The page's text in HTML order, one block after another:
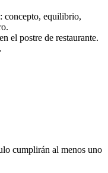
concepto, equilibrio,
el postre de restaurante.
cumplirán al menos uno